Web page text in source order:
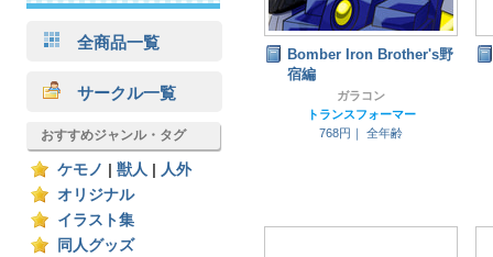
全商品一覧
サークル一覧
おすすめジャンル・タグ
ケモノ 獣人
人外
オリジナル
イラスト集
同人グッズ
Bomber Iron Brother's野
宿編
ガラコン
トランスフォーマー
768円｜
全年齢